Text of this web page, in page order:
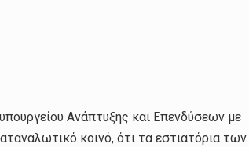
Ανάπτυξης και Επενδύσεων με
κοινό, ότι τα εστιατόρια των